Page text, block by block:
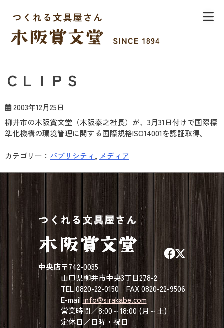
Skip
content
ＣＬＩＰＳ
2003年12月25日
柳井市の木阪賞文堂（木阪泰之社長）が、3月31日付けで国際標
準化機構の環境管理に関する国際規格ISO14001を認証取得。
カテゴリー： パブリシティ , メディア
中央店〒742-0035
山口県柳井市中央3丁目278-2
TEL 0820-22-0150 FAX 0820-22-9506
E-mail info@sirakabe.com
営業時間／8:00～18:00 (月～土)
定休日／日曜・祝日